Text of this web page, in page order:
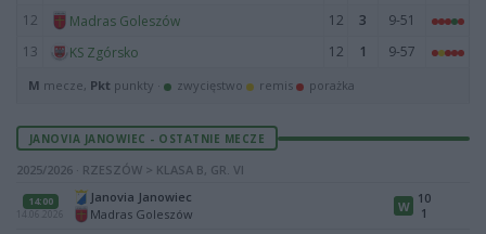
12
Madras Goleszów 12 3
9-51
13
KS Zgórsko 12 1 9-57
M mecze, Pkt punkty · zwycięstwo remis porażka
JANOVIA JANOWIEC - OSTATNIE MECZE
2025/2026 · RZESZÓW > KLASA B, GR. VI
14:00
14.06.2026
Janovia Janowiec
Madras Goleszów
W 10
1